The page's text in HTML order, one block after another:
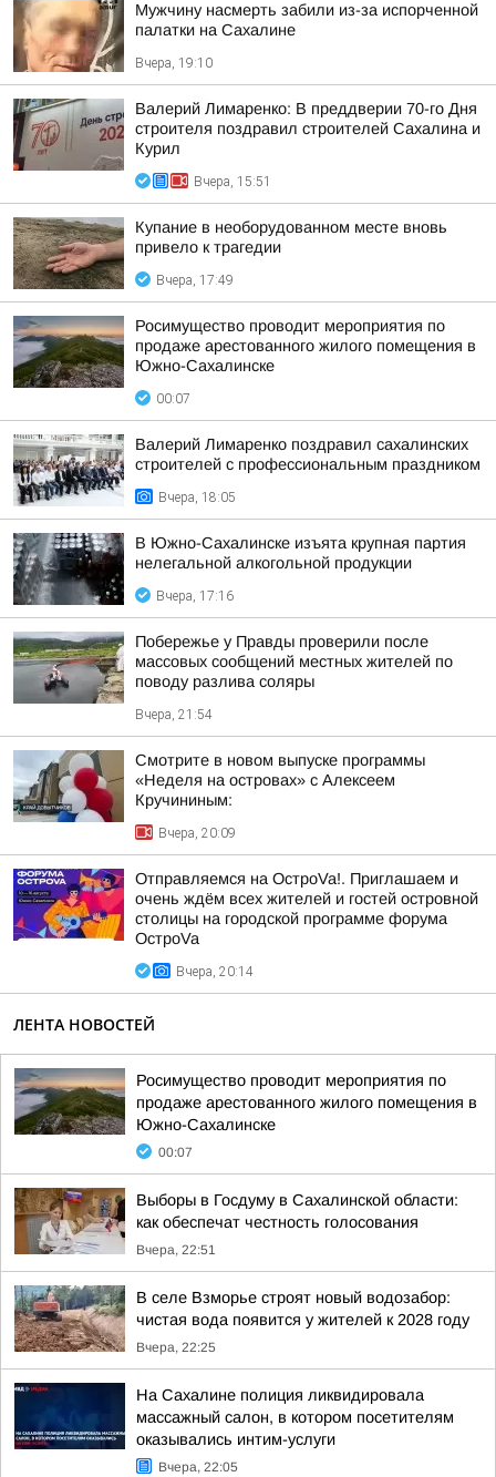
Мужчину насмерть забили из-за испорченной
палатки на Сахалине
Вчера, 19:10
Валерий Лимаренко: В преддверии 70-го Дня
строителя поздравил строителей Сахалина и
Курил
Вчера, 15:51
Купание в необорудованном месте вновь
привело к трагедии
Вчера, 17:49
Росимущество проводит мероприятия по
продаже арестованного жилого помещения в
Южно-Сахалинске
00:07
Валерий Лимаренко поздравил сахалинских
строителей с профессиональным праздником
Вчера, 18:05
В Южно-Сахалинске изъята крупная партия
нелегальной алкогольной продукции
Вчера, 17:16
Побережье у Правды проверили после
массовых сообщений местных жителей по
поводу разлива соляры
Вчера, 21:54
Смотрите в новом выпуске программы
«Неделя на островах» с Алексеем
Кручининым:
Вчера, 20:09
Отправляемся на ОстроVa!. Приглашаем и
очень ждём всех жителей и гостей островной
столицы на городской программе форума
ОстроVa
Вчера, 20:14
ЛЕНТА НОВОСТЕЙ
Росимущество проводит мероприятия по
продаже арестованного жилого помещения в
Южно-Сахалинске
00:07
Выборы в Госдуму в Сахалинской области:
как обеспечат честность голосования
Вчера, 22:51
В селе Взморье строят новый водозабор:
чистая вода появится у жителей к 2028 году
Вчера, 22:25
На Сахалине полиция ликвидировала
массажный салон, в котором посетителям
оказывались интим-услуги
Вчера, 22:05